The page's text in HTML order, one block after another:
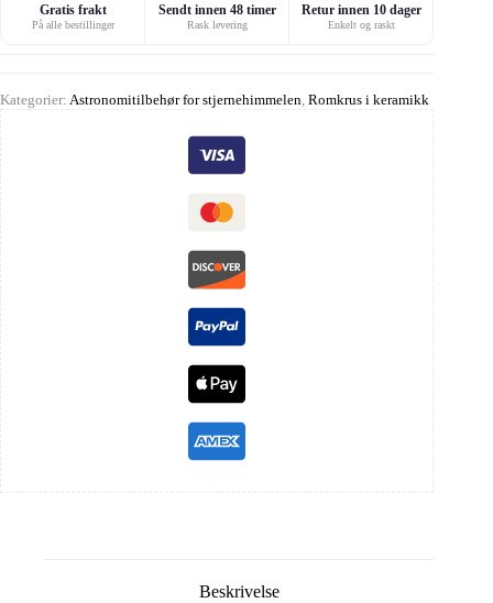
Gratis frakt
På alle bestillinger
Sendt innen 48 timer
Rask levering
Retur innen 10 dager
Enkelt og raskt
Kategorier: Astronomitilbehør for stjernehimmelen Romkrus i keramikk
Beskrivelse